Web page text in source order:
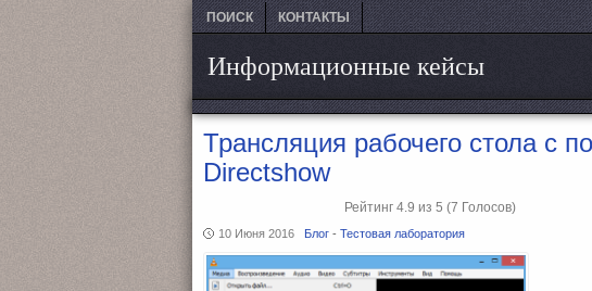
ПОИСК КОНТАКТЫ
Информационные кейсы
Трансляция рабочего стола с
Directshow
Рейтинг 4.9 из 5 (7 Голосов)
10 Июня 2016 Блог - Тестовая лаборатория